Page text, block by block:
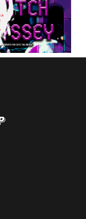
Summer Loop –
Eclissi